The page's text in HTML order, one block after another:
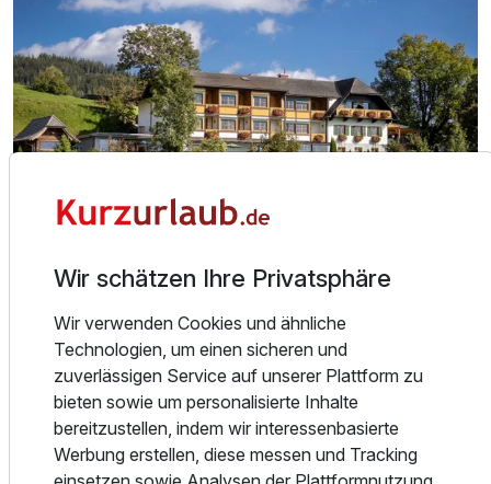
Ausstattung
Für 3 Tage
Doppelzimmer mit Balkon
2 Erwachsene
Über das Hotel
Alle Infos zum Landhotel Spreitzhofer
Wir schätzen Ihre Privatsphäre
Wir verwenden Cookies und ähnliche
Technologien, um einen sicheren und
zuverlässigen Service auf unserer Plattform zu
bieten sowie um personalisierte Inhalte
bereitzustellen, indem wir interessenbasierte
Werbung erstellen, diese messen und Tracking